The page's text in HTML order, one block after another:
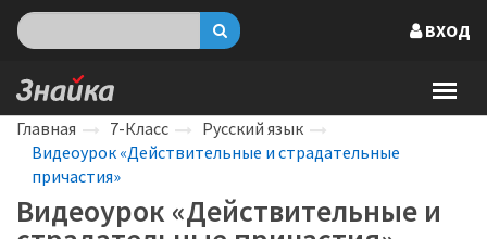
ВХОД
Главная 7-Класс
Русский язык
Видеоурок «Действительные и страдательные
причастия»
Видеоурок «Действительные и